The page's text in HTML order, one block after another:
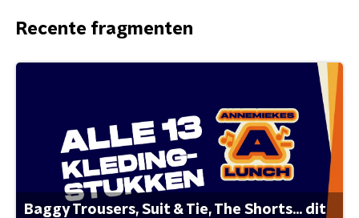
Recente fragmenten
Baggy Trousers, Suit & Tie, The Shorts... dit